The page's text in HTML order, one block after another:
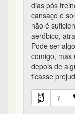
dias pós
cansaço e
não é
aeróbico,
Pode ser
comigo, mas
depois de
ficasse
7